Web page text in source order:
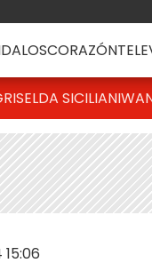
CORAZÓN
SICILIANI